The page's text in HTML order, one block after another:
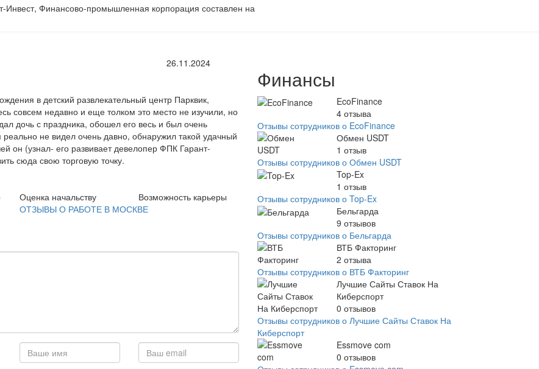
Инвест, Финансово-промышленная корпорация составлен на
26.11.2024
в детский развлекательный центр Парквик,
совсем недавно и еще толком это место не изучили, но
дочь с праздника, обошел его весь и был очень
реально не видел очень давно, обнаружил такой удачный
он (узнал- его развивает девелопер ФПК Гарант-
сюда свою торговую точку.
Оценка начальству
Возможность карьеры
ОТЗЫВЫ О РАБОТЕ В МОСКВЕ
Финансы
EcoFinance
4 отзыва
Отзывы сотрудников о EcoFinance
Обмен USDT
1 отзыв
Отзывы сотрудников о Обмен USDT
Top-Ex
1 отзыв
Отзывы сотрудников о Top-Ex
Бельгарда
9 отзывов
Отзывы сотрудников о Бельгарда
ВТБ Факторинг
2 отзыва
Отзывы сотрудников о ВТБ Факторинг
Лучшие Сайты Ставок На
Киберспорт
0 отзывов
Отзывы сотрудников о Лучшие Сайты Ставок На
Киберспорт
Essmove com
0 отзывов